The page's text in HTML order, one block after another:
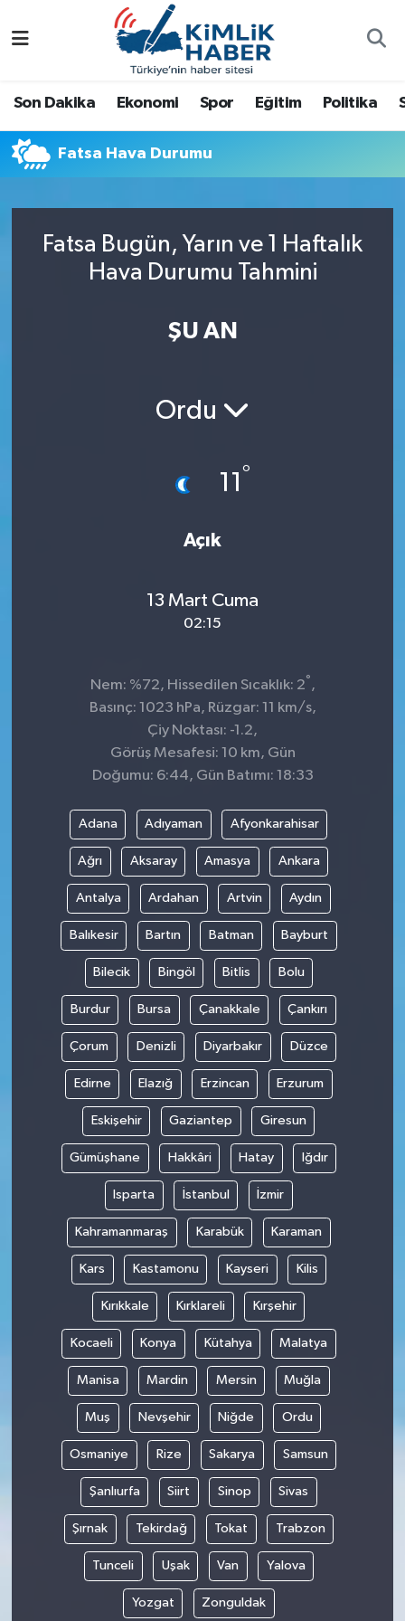
Son Dakika Ekonomi Spor Eğitim Politika
Fatsa Hava Durumu
Fatsa Bugün, Yarın ve 1 Haftalık
Hava Durumu Tahmini
ŞU AN
Ordu
11 °
Açık
13 Mart Cuma
02:15
Nem: %72, Hissedilen Sıcaklık: 2° ,
Basınç: 1023 hPa, Rüzgar: 11 km/s,
Çiy Noktası: -1.2,
Görüş Mesafesi: 10 km, Gün
Doğumu: 6:44, Gün Batımı: 18:33
Adana Adıyaman Afyonkarahisar
Ağrı Aksaray Amasya Ankara
Antalya Ardahan Artvin Aydın
Balıkesir Bartın Batman Bayburt
Bilecik Bingöl Bitlis Bolu
Burdur Bursa Çanakkale Çankırı
Çorum Denizli Diyarbakır Düzce
Edirne Elazığ Erzincan Erzurum
Eskişehir Gaziantep Giresun
Gümüşhane Hakkâri Hatay Iğdır
Isparta İstanbul İzmir
Kahramanmaraş Karabük Karaman
Kars Kastamonu Kayseri Kilis
Kırıkkale Kırklareli Kırşehir
Kocaeli Konya Kütahya Malatya
Manisa Mardin Mersin Muğla
Muş Nevşehir Niğde Ordu
Osmaniye Rize Sakarya Samsun
Şanlıurfa Siirt Sinop Sivas
Şırnak Tekirdağ Tokat Trabzon
Tunceli Uşak Van Yalova
Yozgat Zonguldak
Antalya
Dünya
Eğitim
Sağlık
Son Dakika
Spor
Teknoloji
Nöbetçi Eczaneler
Namaz Vakitleri
Trafik Durumu
Süper Lig Puan Durumu ve Fikstür
Son Dakika Haberleri